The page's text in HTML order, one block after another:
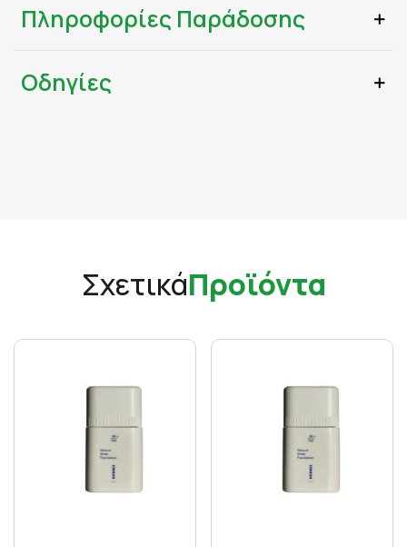
Πληροφορίες Παράδοσης
Οδηγίες
ΣχετικάΠροϊόντα